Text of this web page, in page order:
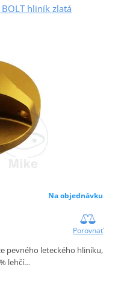
hliník zlatá
Na objednávku
Porovnať
pevného leteckého hliníku,
lehčí…